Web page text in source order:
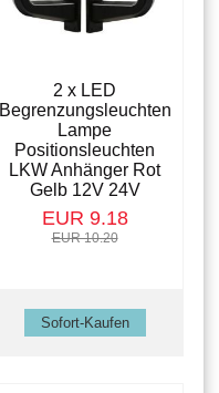
2 x LED
Begrenzungsleuchten
Lampe
Positionsleuchten
LKW Anhänger Rot
Gelb 12V 24V
EUR 9.18
EUR 10.20